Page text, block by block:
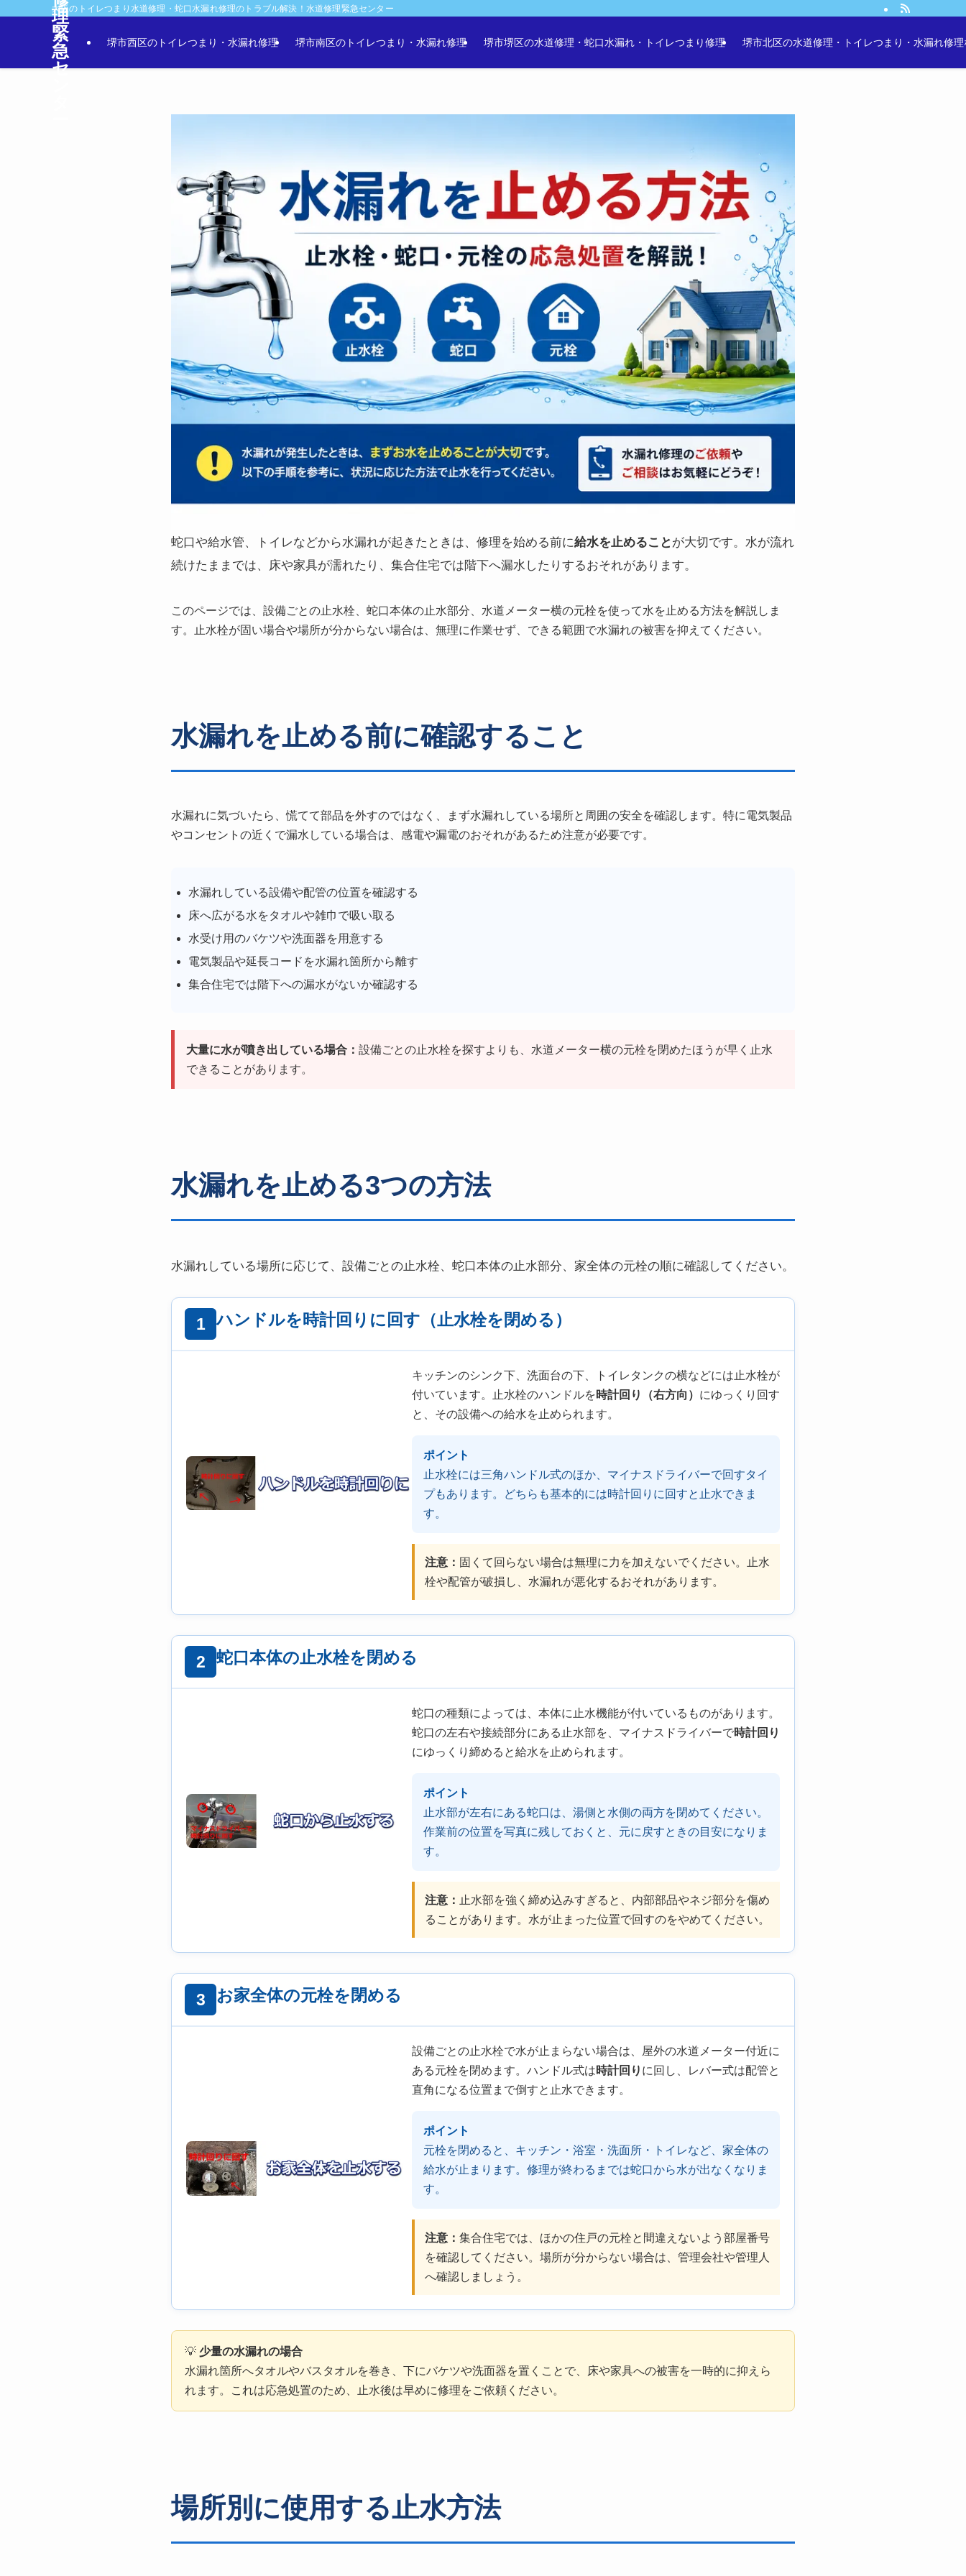
大阪のトイレつまり水道修理・蛇口水漏れ修理のトラブル解決！水道修理緊急センター
理
緊
急
セ
堺市西区のトイレつまり・水漏れ修理 堺市南区のトイレつまり・水漏れ修理 堺市堺区の水道修理・蛇口水漏れ・トイレつまり修理 堺市北区の水道修理・トイレつまり・水漏れ修理
蛇口や給水管、トイレなどから水漏れが起きたときは、修理を始める前に給水を止めることが大切です。水が流れ
続けたままでは、床や家具が濡れたり、集合住宅では階下へ漏水したりするおそれがあります。
このページでは、設備ごとの止水栓、蛇口本体の止水部分、水道メーター横の元栓を使って水を止める方法を解説しま
す。止水栓が固い場合や場所が分からない場合は、無理に作業せず、できる範囲で水漏れの被害を抑えてください。
水漏れを止める前に確認すること
水漏れに気づいたら、慌てて部品を外すのではなく、まず水漏れしている場所と周囲の安全を確認します。特に電気製品
やコンセントの近くで漏水している場合は、感電や漏電のおそれがあるため注意が必要です。
水漏れしている設備や配管の位置を確認する
床へ広がる水をタオルや雑巾で吸い取る
水受け用のバケツや洗面器を用意する
電気製品や延長コードを水漏れ箇所から離す
集合住宅では階下への漏水がないか確認する
大量に水が噴き出している場合： 設備ごとの止水栓を探すよりも、水道メーター横の元栓を閉めたほうが早く止水
できることがあります。
水漏れを止める3つの方法
水漏れしている場所に応じて、設備ごとの止水栓、蛇口本体の止水部分、家全体の元栓の順に確認してください。
1 ハンドルを時計回りに回す（止水栓を閉める）
キッチンのシンク下、洗面台の下、トイレタンクの横などには止水栓が
付いています。止水栓のハンドルを時計回り（右方向） にゆっくり回す
と、その設備への給水を止められます。
ポイント
止水栓には三角ハンドル式のほか、マイナスドライバーで回すタイ
プもあります。どちらも基本的には時計回りに回すと止水できま
す。
注意： 固くて回らない場合は無理に力を加えないでください。止水
栓や配管が破損し、水漏れが悪化するおそれがあります。
2 蛇口本体の止水栓を閉める
蛇口の種類によっては、本体に止水機能が付いているものがあります。
蛇口の左右や接続部分にある止水部を、マイナスドライバーで時計回り
にゆっくり締めると給水を止められます。
ポイント
止水部が左右にある蛇口は、湯側と水側の両方を閉めてください。
作業前の位置を写真に残しておくと、元に戻すときの目安になりま
す。
注意： 止水部を強く締め込みすぎると、内部部品やネジ部分を傷め
ることがあります。水が止まった位置で回すのをやめてください。
3 お家全体の元栓を閉める
設備ごとの止水栓で水が止まらない場合は、屋外の水道メーター付近に
ある元栓を閉めます。ハンドル式は時計回り に回し、レバー式は配管と
直角になる位置まで倒すと止水できます。
ポイント
元栓を閉めると、キッチン・浴室・洗面所・トイレなど、家全体の
給水が止まります。修理が終わるまでは蛇口から水が出なくなりま
す。
注意： 集合住宅では、ほかの住戸の元栓と間違えないよう部屋番号
を確認してください。場所が分からない場合は、管理会社や管理人
へ確認しましょう。
💡 少量の水漏れの場合
水漏れ箇所へタオルやバスタオルを巻き、下にバケツや洗面器を置くことで、床や家具への被害を一時的に抑えら
れます。これは応急処置のため、止水後は早めに修理をご依頼ください。
場所別に使用する止水方法